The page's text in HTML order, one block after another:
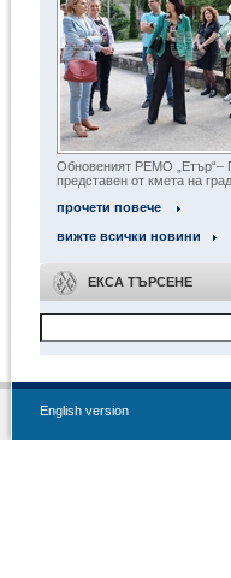
Обновеният РЕМО „Етър“–
представен от кмета на
прочети повече
вижте всички новини
ЕКСА ТЪРСЕНЕ
English version